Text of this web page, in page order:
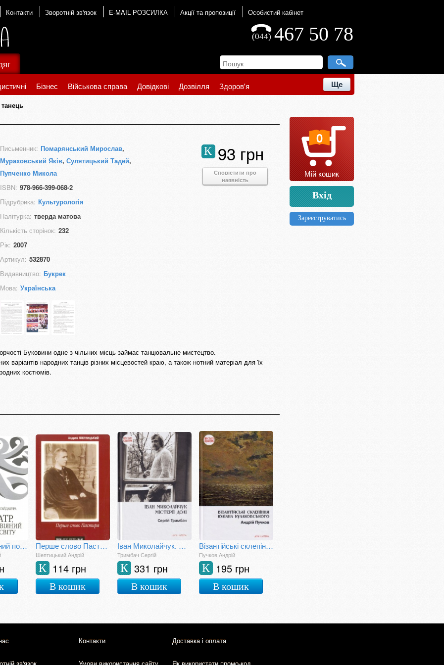
Контакти Зворотній зв'язок E-MAIL РОЗСИЛКА Акції та пропозиції Особистий кабінет
467 50 78
(044)
Бізнес Військова справа Довідкові Дозвілля Здоров'я Ще
Письменник: Помарянський Мирослав,
Мураховський Яків, Сулятицький Тадей,
Пупченко Микола
ISBN: 978-966-399-068-2
Підрубрика: Культурологія
Палітурка: тверда матова
Кількість сторінок: 232
Рік: 2007
Артикул: 532870
Видавництво: Букрек
Мова: Українська
93 грн
К
Сповістити про
наявність
Буковини одне з чільних місць займає танцювальне мистецтво.
варіантів народних танців різних місцевостей краю, а також нотний матеріал для їх
костюмів.
Театр, розвіяний по світу Перше слово Пастиря
Шептицький Андрій
114 грн
К
В кошик
Іван Миколайчук. Містерії долі
Тримбач Сергій
331 грн
К
В кошик
Візантійські склепіння Юліана Кулаковського: Київські контексти
Пучков Андрій
195 грн
К
В кошик
0
Мій кошик
Вхід
Зареєструватись
Контакти Доставка і оплата